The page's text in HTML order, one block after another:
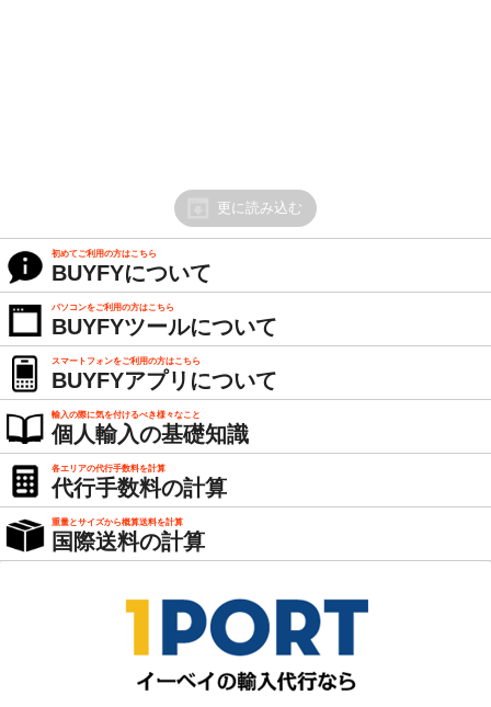
更に読み込む
初めてご利用の方はこちら
BUYFYについて
パソコンをご利用の方はこちら
BUYFYツールについて
スマートフォンをご利用の方はこちら
BUYFYアプリについて
輸入の際に気を付けるべき様々なこと
個人輸入の基礎知識
各エリアの代行手数料を計算
代行手数料の計算
重量とサイズから概算送料を計算
国際送料の計算